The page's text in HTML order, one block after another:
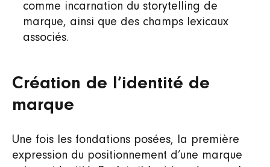
comme incarnation du storytelling de
marque, ainsi que des champs lexicaux
associés.
Création de l’identité de
marque
Une fois les fondations posées, la première
expression du positionnement d’une marque